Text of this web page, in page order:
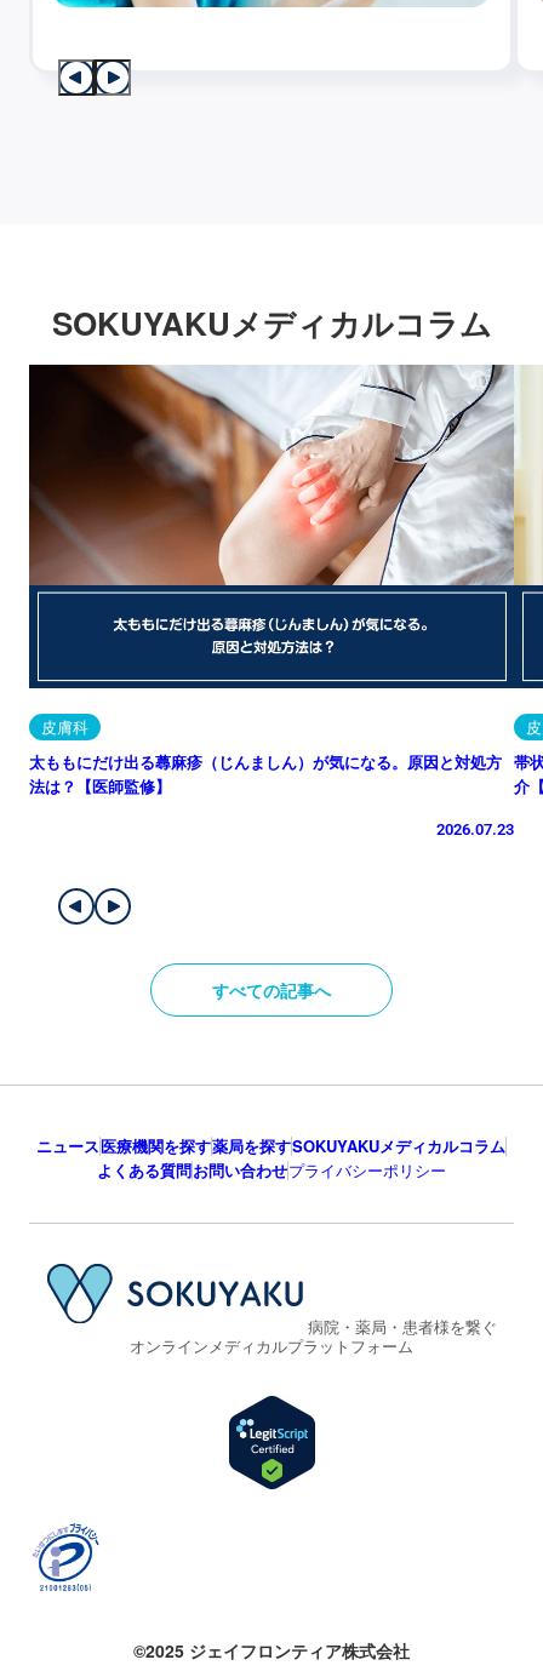
SOKUYAKUメディカルコラム
皮膚科
太ももにだけ出る蕁麻疹（じんましん）が気になる。原因と対処方
法は？【医師監修】
2026.07.23
帯
介
すべての記事へ
ニュース医療機関を探す薬局を探すSOKUYAKUメディカルコラム
よくある質問お問い合わせプライバシーポリシー
病院・薬局・患者様を繋ぐ
オンラインメディカルプラットフォーム
©2025 ジェイフロンティア株式会社